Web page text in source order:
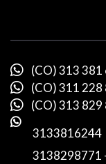
(CO) 313 381
(CO) 311 228
(CO) 313 829
3133816244
3138298771